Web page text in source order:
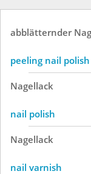
abblätternder
peeling nail polish
Nagellack
nail polish
Nagellack
nail varnish